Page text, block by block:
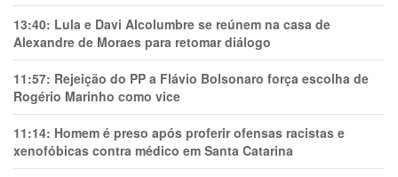
13:40: Lula e Davi Alcolumbre se reúnem na casa de
Alexandre de Moraes para retomar diálogo
11:57: Rejeição do PP a Flávio Bolsonaro força escolha de
Rogério Marinho como vice
11:14: Homem é preso após proferir ofensas racistas e
xenofóbicas contra médico em Santa Catarina